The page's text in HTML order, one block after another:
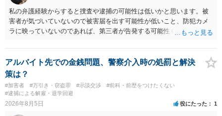
私の弁護経験からすると捜査や逮捕の可能性は低いかと思います。被
害者が気づいていないので被害届を出す可能性が低いこと、防犯カメ
ラに映っていないのであれば、第三者が告発する可能性も低いこと、
座る女性を盗撮(全体像写真1枚と5秒程度の動画)してしまいました。下
着や胸など強調したものではありません。」とありますが、少なくと
も捜査段階では性的姿態等撮影罪の被疑事実で逮捕勾留されるケース
が私の弁護経験では多くなった印象です（最終的には不起訴ないし各
都道府県の迷惑防止条例違反になることもあります）。2度としないこ
とをお勧めいたします。ご参考にしてください。
アルバイト先での金銭問題、警察介入時の処罰と解決
策は？
#加害者 #万引き・窃盗罪 #示談交渉
#前科・前歴をつけたくない
#逮捕による解雇・退学回避
2026年8月5日 役にたった 1